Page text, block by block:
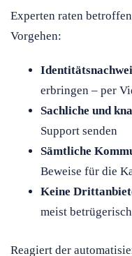
Experten raten
Vorgehen:
erbringen – per
Sachliche und
Support senden
Sämtliche
Beweise für die
Keine
meist betrügerisch
Reagiert der